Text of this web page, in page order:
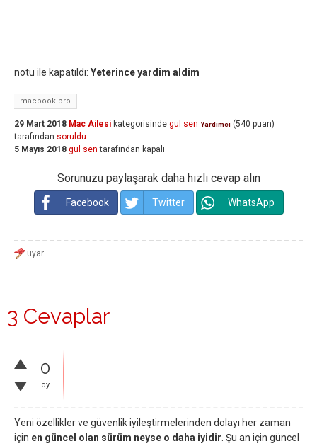
notu ile kapatıldı: Yeterince yardim aldim
macbook-pro
29 Mart 2018 Mac Ailesi kategorisinde gul sen Yardımcı (540 puan)
tarafından soruldu
5 Mayıs 2018 gul sen tarafından kapalı
Sorunuzu paylaşarak daha hızlı cevap alın
Facebook Twitter WhatsApp
3 Cevaplar
0
oy
Yeni özellikler ve güvenlik iyileştirmelerinden dolayı her zaman
için en güncel olan sürüm neyse o daha iyidir . Şu an için güncel